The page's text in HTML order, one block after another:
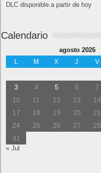
DLC disponible a partir de hoy
Calendario
agosto 2026
L
M X J V
3
4 5 6 7
10
11 12 13 14
17
18 19 20 21
24
25 26 27 28
31
« Jul